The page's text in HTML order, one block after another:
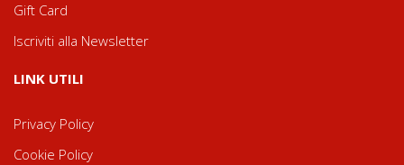
Gift Card
Iscriviti alla Newsletter
LINK UTILI
Privacy Policy
Cookie Policy